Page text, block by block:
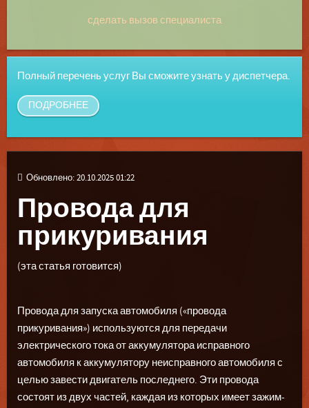
сделать вызов специалиста
Полный перечень услуг Вы сможите узнать у диспетчера.
ПОДРОБНЕЕ
Обновлено: 20.10.2025 01:22
Провода для
прикуривания
(эта статья готовится)
Провода для запуска автомобиля («провода
прикуривания») используются для передачи
электрического тока от аккумулятора исправного
автомобиля к аккумулятору неисправного автомобиля с
целью завести двигатель последнего. Эти провода
состоят из двух частей, каждая из которых имеет зажим-